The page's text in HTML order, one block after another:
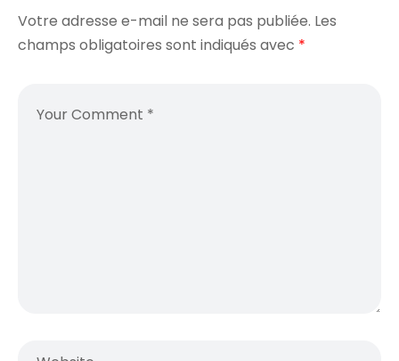
Votre adresse e-mail ne sera pas publiée. Les
champs obligatoires sont indiqués avec *